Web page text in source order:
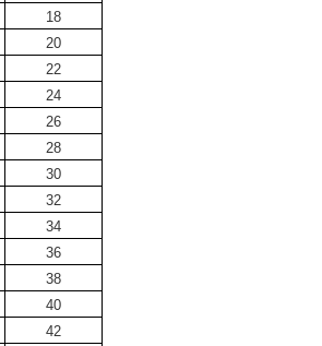
18
20
22
24
26
28
30
32
34
36
38
40
42